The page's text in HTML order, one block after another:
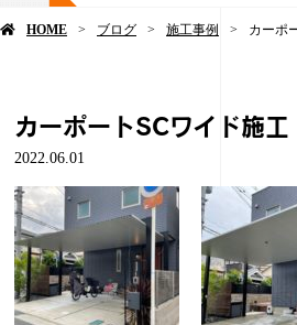
HOME ブログ 施工事例 カーポ
カーポートSCワイド施工
2022.06.01